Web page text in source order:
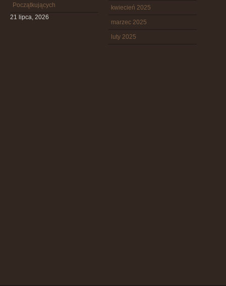
Początkujących
21 lipca, 2026
kwiecień 2025
marzec 2025
luty 2025